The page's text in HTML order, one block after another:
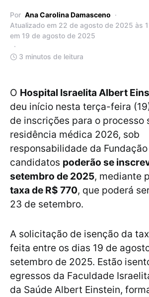
Por Ana Carolina Damasceno
Atualizado em 22 de agosto de 2025 às
em 19 de agosto de 2025
3 minutos de leitura
O Hospital Israelita Albert
deu início nesta terça-feira
de inscrições para o processo
residência médica 2026, sob
responsabilidade da
candidatos poderão se
setembro de 2025, mediante
taxa de R$ 770, que poderá
23 de setembro.
A solicitação de isenção da
feita entre os dias 19 de
setembro de 2025. Estão
egressos da Faculdade
da Saúde Albert Einstein,